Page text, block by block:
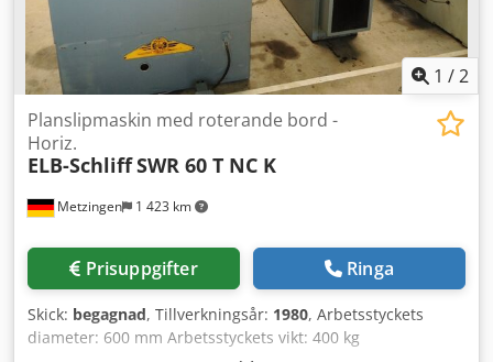
1 /2
Metzingen 1 423 km
Planslipmaskin med roterande bord -
Horiz.
ELB-SchliffSWR 60 T NC K
Prisuppgifter Ringa
Skick: begagnad, Tillverkningsår: 1980, Arbetsstyckets
diameter: 600 mm Arbetsstyckets vikt: 400 kg